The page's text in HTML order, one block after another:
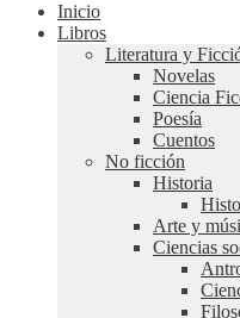
Inicio
Libros
Literatura y
Novelas
Ciencia
Poesía
Cuentos
No ficción
Historia
Arte y
Ciencias